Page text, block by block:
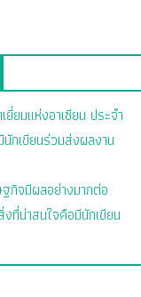
ยมแห่งอาเซียน ประจำ
นักเขียนร่วมส่งผลงาน
กิจมีผลอย่างมากต่อ
ที่น่าสนใจคือมีนักเขียน